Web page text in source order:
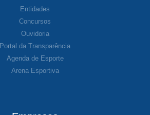
Entidades
Concursos
Ouvidoria
Portal da Transparência
Agenda de Esporte
Arena Esportiva